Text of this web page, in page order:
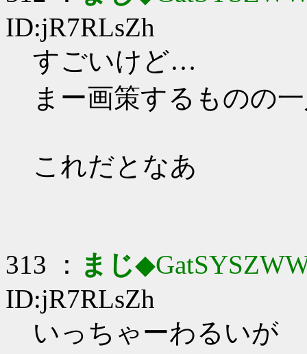
ID:jR7RLsZh
すごいけど…
まー画策するものの
これだとなあ
313 ： まじ
ID:jR7RLsZh
いっちゃーわるいが